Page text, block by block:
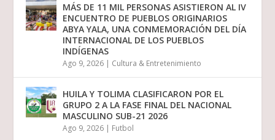
MÁS DE 11 MIL PERSONAS ASISTIERON AL IV
ENCUENTRO DE PUEBLOS ORIGINARIOS
ABYA YALA, UNA CONMEMORACIÓN DEL DÍA
INTERNACIONAL DE LOS PUEBLOS
INDÍGENAS
Ago 9, 2026 | Cultura & Entretenimiento
HUILA Y TOLIMA CLASIFICARON POR EL
GRUPO 2 A LA FASE FINAL DEL NACIONAL
MASCULINO SUB-21 2026
Ago 9, 2026 | Futbol